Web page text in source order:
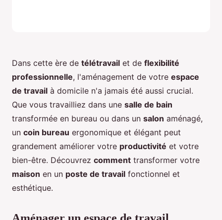
Dans cette ère de télétravail et de flexibilité
professionnelle, l'aménagement de votre espace
de travail à domicile n'a jamais été aussi crucial.
Que vous travailliez dans une salle de bain
transformée en bureau ou dans un salon aménagé,
un coin bureau ergonomique et élégant peut
grandement améliorer votre productivité et votre
bien-être. Découvrez comment transformer votre
maison en un poste de travail fonctionnel et
esthétique.